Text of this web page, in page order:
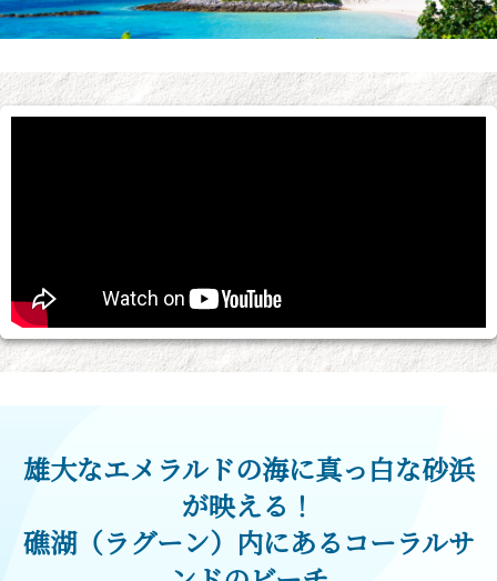
雄大なエメラルドの海に真っ白な砂浜
が映える！
礁湖（ラグーン）内にあるコーラルサ